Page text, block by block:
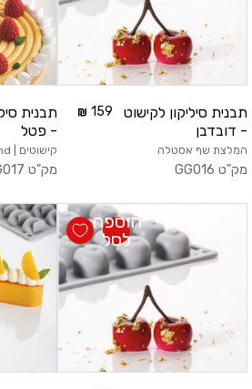
משתמש חדש/
תבנית סיליקון לקישוט
- דובדבן
המלצת שף אסטלה
מק"ט GG016
159
תבנית
- פטל
קישוטים | Gourmand
מק"ט
הוספה
לסל